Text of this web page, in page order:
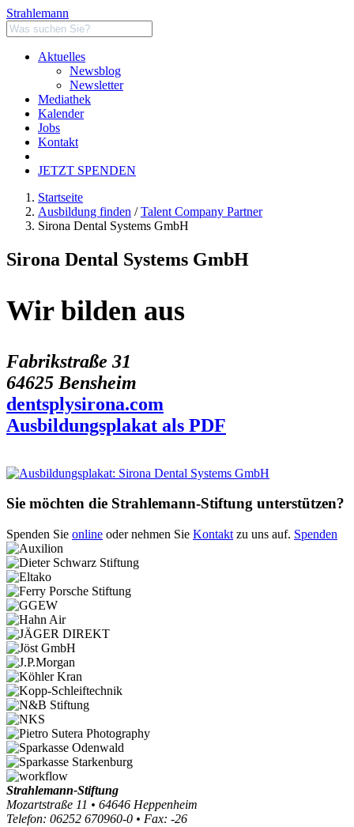
Strahlemann
Aktuelles
Newsblog
Newsletter
Mediathek
Kalender
Jobs
Kontakt
JETZT SPENDEN
Startseite
Ausbildung finden /Talent Company Partner
Sirona Dental Systems GmbH
Sirona Dental Systems GmbH
Wir bilden aus
Fabrikstraße 31
64625 Bensheim
dentsplysirona.com
Ausbildungsplakat als PDF
Sie möchten die Strahlemann-Stiftung unterstützen?
Spenden Sie online oder nehmen Sie Kontakt zu uns auf. Spenden
Strahlemann-Stiftung
Mozartstraße 11 • 64646 Heppenheim
Telefon: 06252 670960-0 • Fax: -26